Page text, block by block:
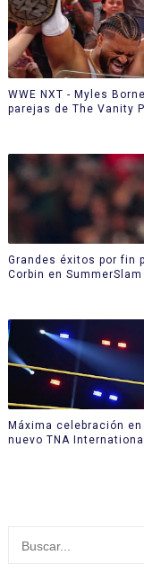
WWE NXT - Myles
parejas de The Vanity
Grandes éxitos por fin
Corbin en SummerSlam
Máxima celebración
nuevo TNA